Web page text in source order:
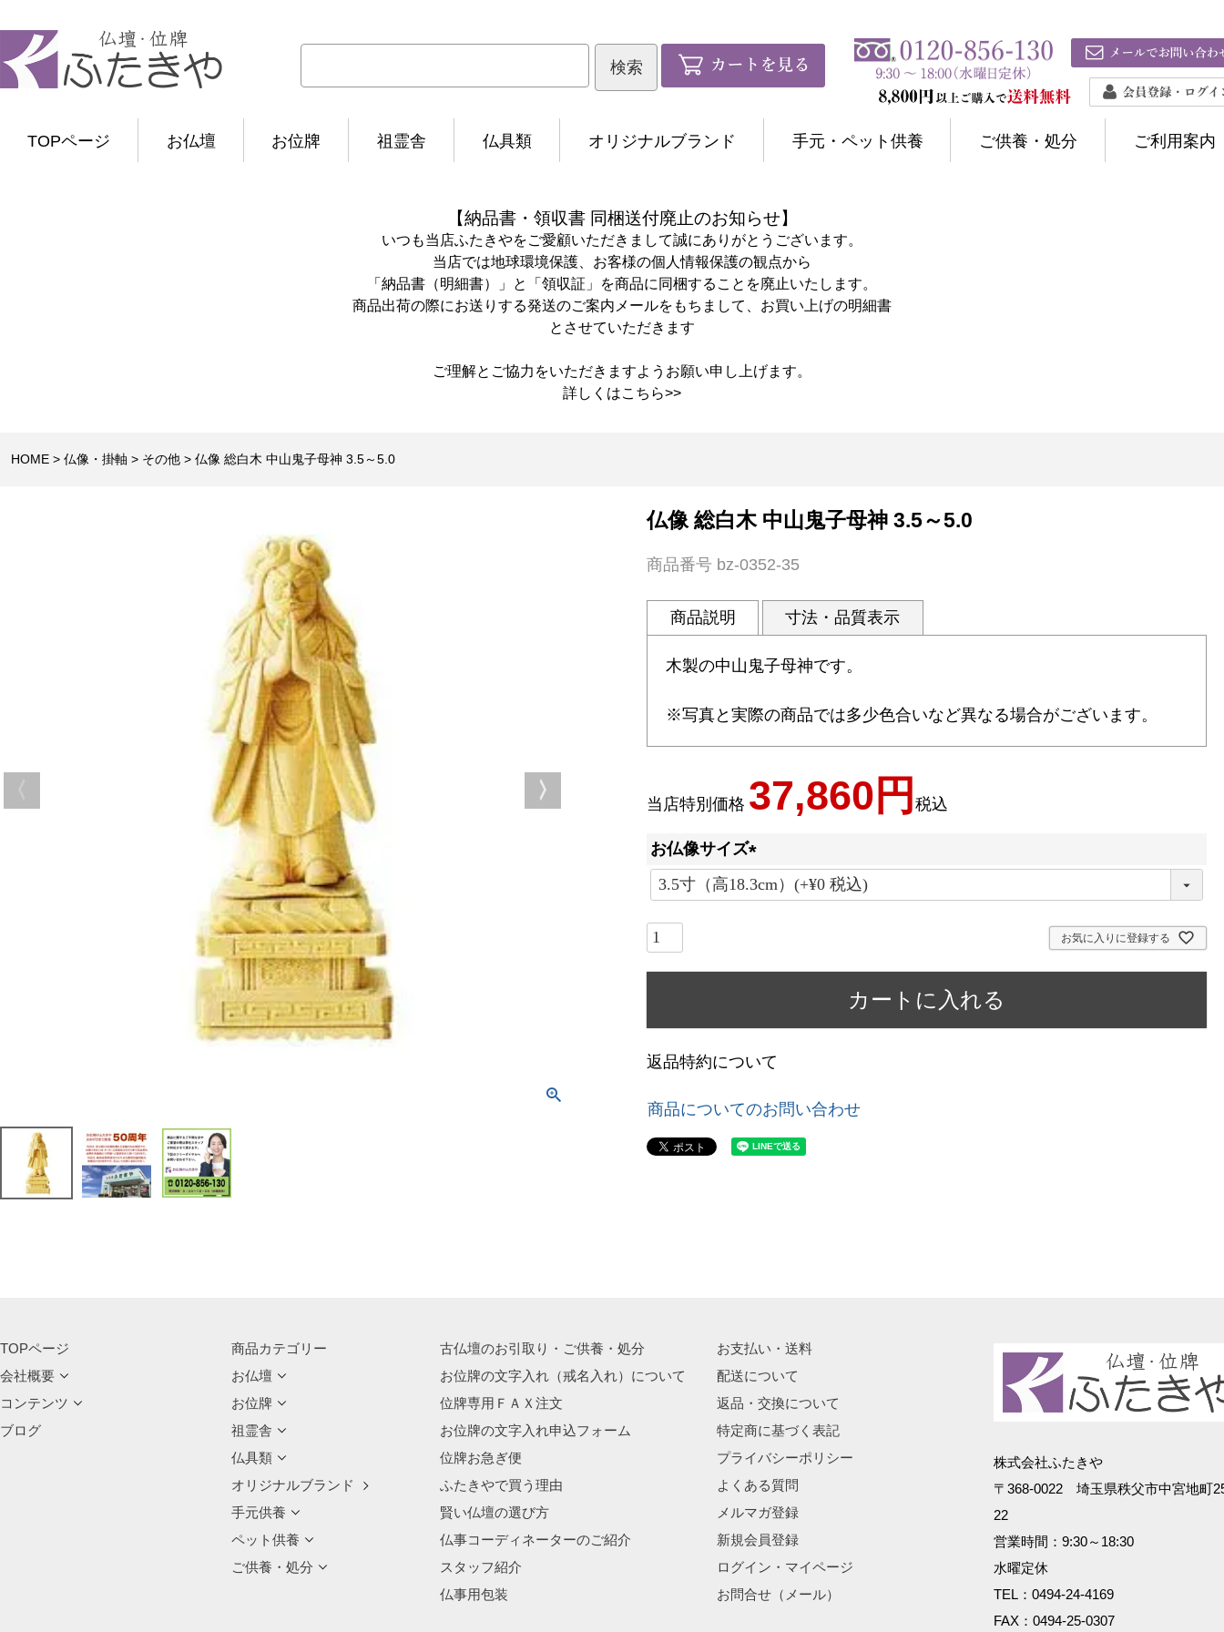
TOPページ お仏壇 お位牌 祖霊舎 仏具類 オリジナルブランド 手元・ペット供養 ご供養・処分 ご利用案内
【納品書・領収書 同梱送付廃止のお知らせ】
いつも当店ふたきやをご愛顧いただきまして誠にありがとうございます。
当店では地球環境保護、お客様の個人情報保護の観点から
「納品書（明細書）」と「領収証」を商品に同梱することを廃止いたします。
商品出荷の際にお送りする発送のご案内メールをもちまして、お買い上げの明細書
とさせていただきます
ご理解とご協力をいただきますようお願い申し上げます。
詳しくはこちら>>
HOME 仏像・掛軸 その他 仏像 総白木 中山鬼子母神 3.5～5.0
仏像 総白木 中山鬼子母神 3.5～5.0
商品番号 bz-0352-35
商品説明 寸法・品質表示
木製の中山鬼子母神です。
※写真と実際の商品では多少色合いなど異なる場合がございます。
当店特別価格 37,860 税込
お仏像サイズ
(
必
お気に入りに登録する
カートに入れる
返品特約について
商品についてのお問い合わせ
TOPページ
会社概要
コンテンツ
ブログ
商品カテゴリー
お仏壇
お位牌
祖霊舎
仏具類
オリジナルブランド
手元供養
ペット供養
ご供養・処分
古仏壇のお引取り・ご供養・処分
お位牌の文字入れ（戒名入れ）について
位牌専用ＦＡＸ注文
お位牌の文字入れ申込フォーム
位牌お急ぎ便
ふたきやで買う理由
賢い仏壇の選び方
仏事コーディネーターのご紹介
スタッフ紹介
仏事用包装
お支払い・送料
配送について
返品・交換について
特定商に基づく表記
プライバシーポリシー
よくある質問
メルマガ登録
新規会員登録
ログイン・マイページ
お問合せ（メール）
株式会社ふたきや
〒368-0022 埼玉県秩父市中宮地町
22
営業時間：9:30～18:30
水曜定休
TEL：0494-24-4169
FAX：0494-25-0307